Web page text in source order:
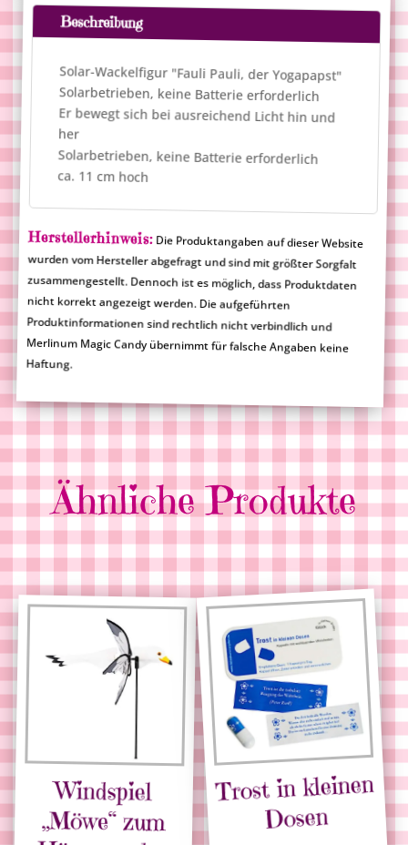
Beschreibung
Solar-Wackelfigur "Fauli Pauli, der Yogapapst"
Solarbetrieben, keine Batterie erforderlich
Er bewegt sich bei ausreichend Licht hin und
her
Solarbetrieben, keine Batterie erforderlich
ca. 11 cm hoch
Herstellerhinweis:Die Produktangaben auf dieser Website
wurden vom Hersteller abgefragt und sind mit größter Sorgfalt
zusammengestellt. Dennoch ist es möglich, dass Produktdaten
nicht korrekt angezeigt werden. Die aufgeführten
Produktinformationen sind rechtlich nicht verbindlich und
Merlinum Magic Candy übernimmt für falsche Angaben keine
Haftung.
Ähnliche Produkte
Windspiel
„Möwe“ zum
Hängen oder Trost in kleinen
Dosen